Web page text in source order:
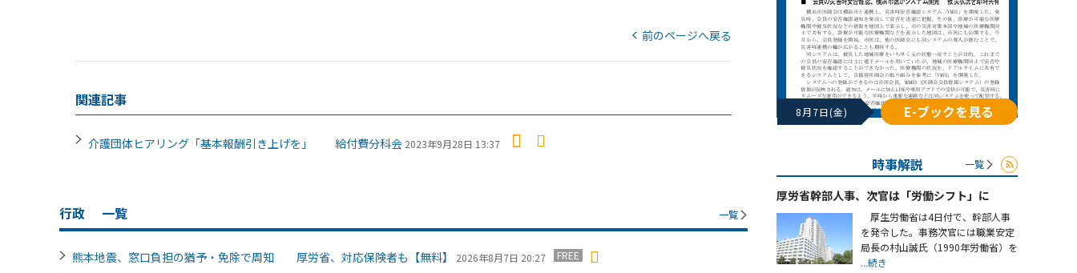
前のページへ戻る
関連記事
介護団体ヒアリング「基本報酬引き上げを」 給付費分科会 2023年9月28日 13:37
行政 一覧 一覧
熊本地震、窓口負担の猶予・免除で周知 厚労省、対応保険者も【無料】 2026年8月7日 20:27 FREE
8月7日(金) E-ブックを見る
時事解説 一覧
厚労省幹部人事、次官は「労働シフト」に
厚生労働省は4日付で、幹部人事
を発令した。事務次官には職業安定
局長の村山誠氏（1990年労働省）を
...続き